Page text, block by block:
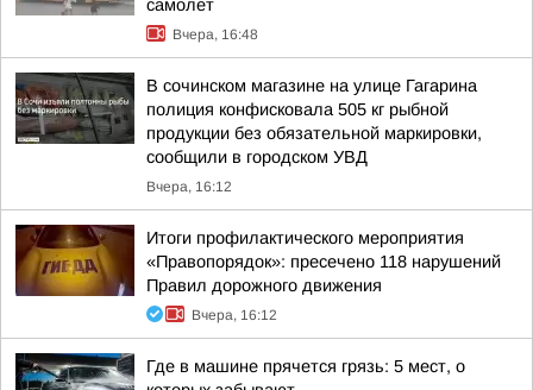
самолет
Вчера, 16:48
В сочинском магазине на улице Гагарина
полиция конфисковала 505 кг рыбной
продукции без обязательной маркировки,
сообщили в городском УВД
Вчера, 16:12
Итоги профилактического мероприятия
«Правопорядок»: пресечено 118 нарушений
Правил дорожного движения
Вчера, 16:12
Где в машине прячется грязь: 5 мест, о